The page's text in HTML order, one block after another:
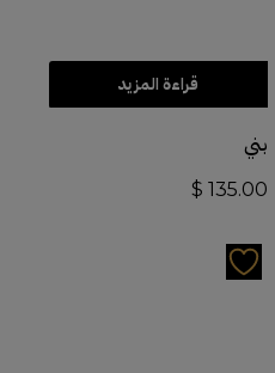
قراءة المزيد
بني
$ 135.00